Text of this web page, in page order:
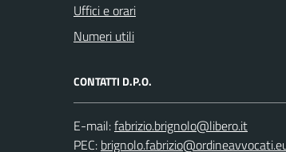
Uffici e orari
Numeri utili
CONTATTI D.P.O.
E-mail:
PEC: